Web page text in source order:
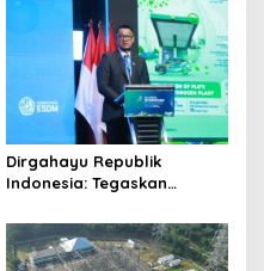
Dirgahayu Republik
Indonesia: Tegaskan
Ekosistem Hidrogen
Nasional